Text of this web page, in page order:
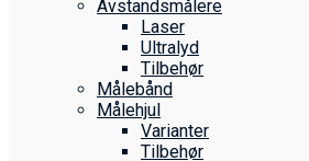
Avstandsmålere
Laser
Ultralyd
Tilbehør
Målebånd
Målehjul
Varianter
Tilbehør